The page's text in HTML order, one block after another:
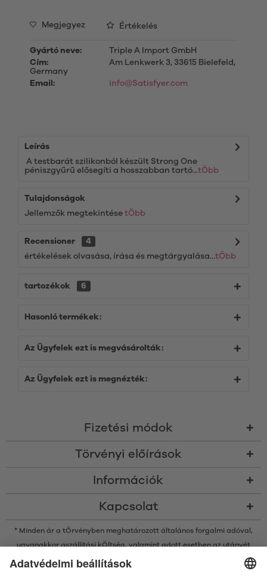
Megjegyez Értékelés
Gyártó neve:
Triple A Import GmbH
Cím:
Am Lenkwerk 3, 33615 Bielefeld,
Germany
Email:
info@Satisfyer.com
Leírás
A testbarát szilikonból készült Strong One
péniszgyűrű elősegíti a hosszabban tartó...tÖbb
Tulajdonságok
Jellemzők megtekintése tÖbb
Recensioner
4
értékelések olvasása, írása és megtárgyalása...tÖbb
tartozékok 6
Hasonló termékek:
Az Ügyfelek ezt is megvásárolták:
Az Ügyfelek ezt is megnézték:
Fizetési módok
Törvényi előírások
Információk
Kapcsolat
* Minden ár a tÖrvényben meghatározott általános forgalmi adóval,
ugyanakkor aszállítási kÖltség, valamint adott esetben az utánvét
kÖltsége nélkÜl értendő, amennyiben nincsen máshogy leírva